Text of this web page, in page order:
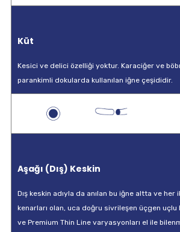
Küt
Kesici ve delici özelliği yoktur. Karaciğer ve
parankimli dokularda kullanılan iğne çeşididir.
Aşağı (Dış) Keskin
Dış keskin adıyla da anılan bu iğne altta ve her
kenarları olan, uca doğru sivrileşen üçgen uçlu
ve Premium Thin Line varyasyonları el ile